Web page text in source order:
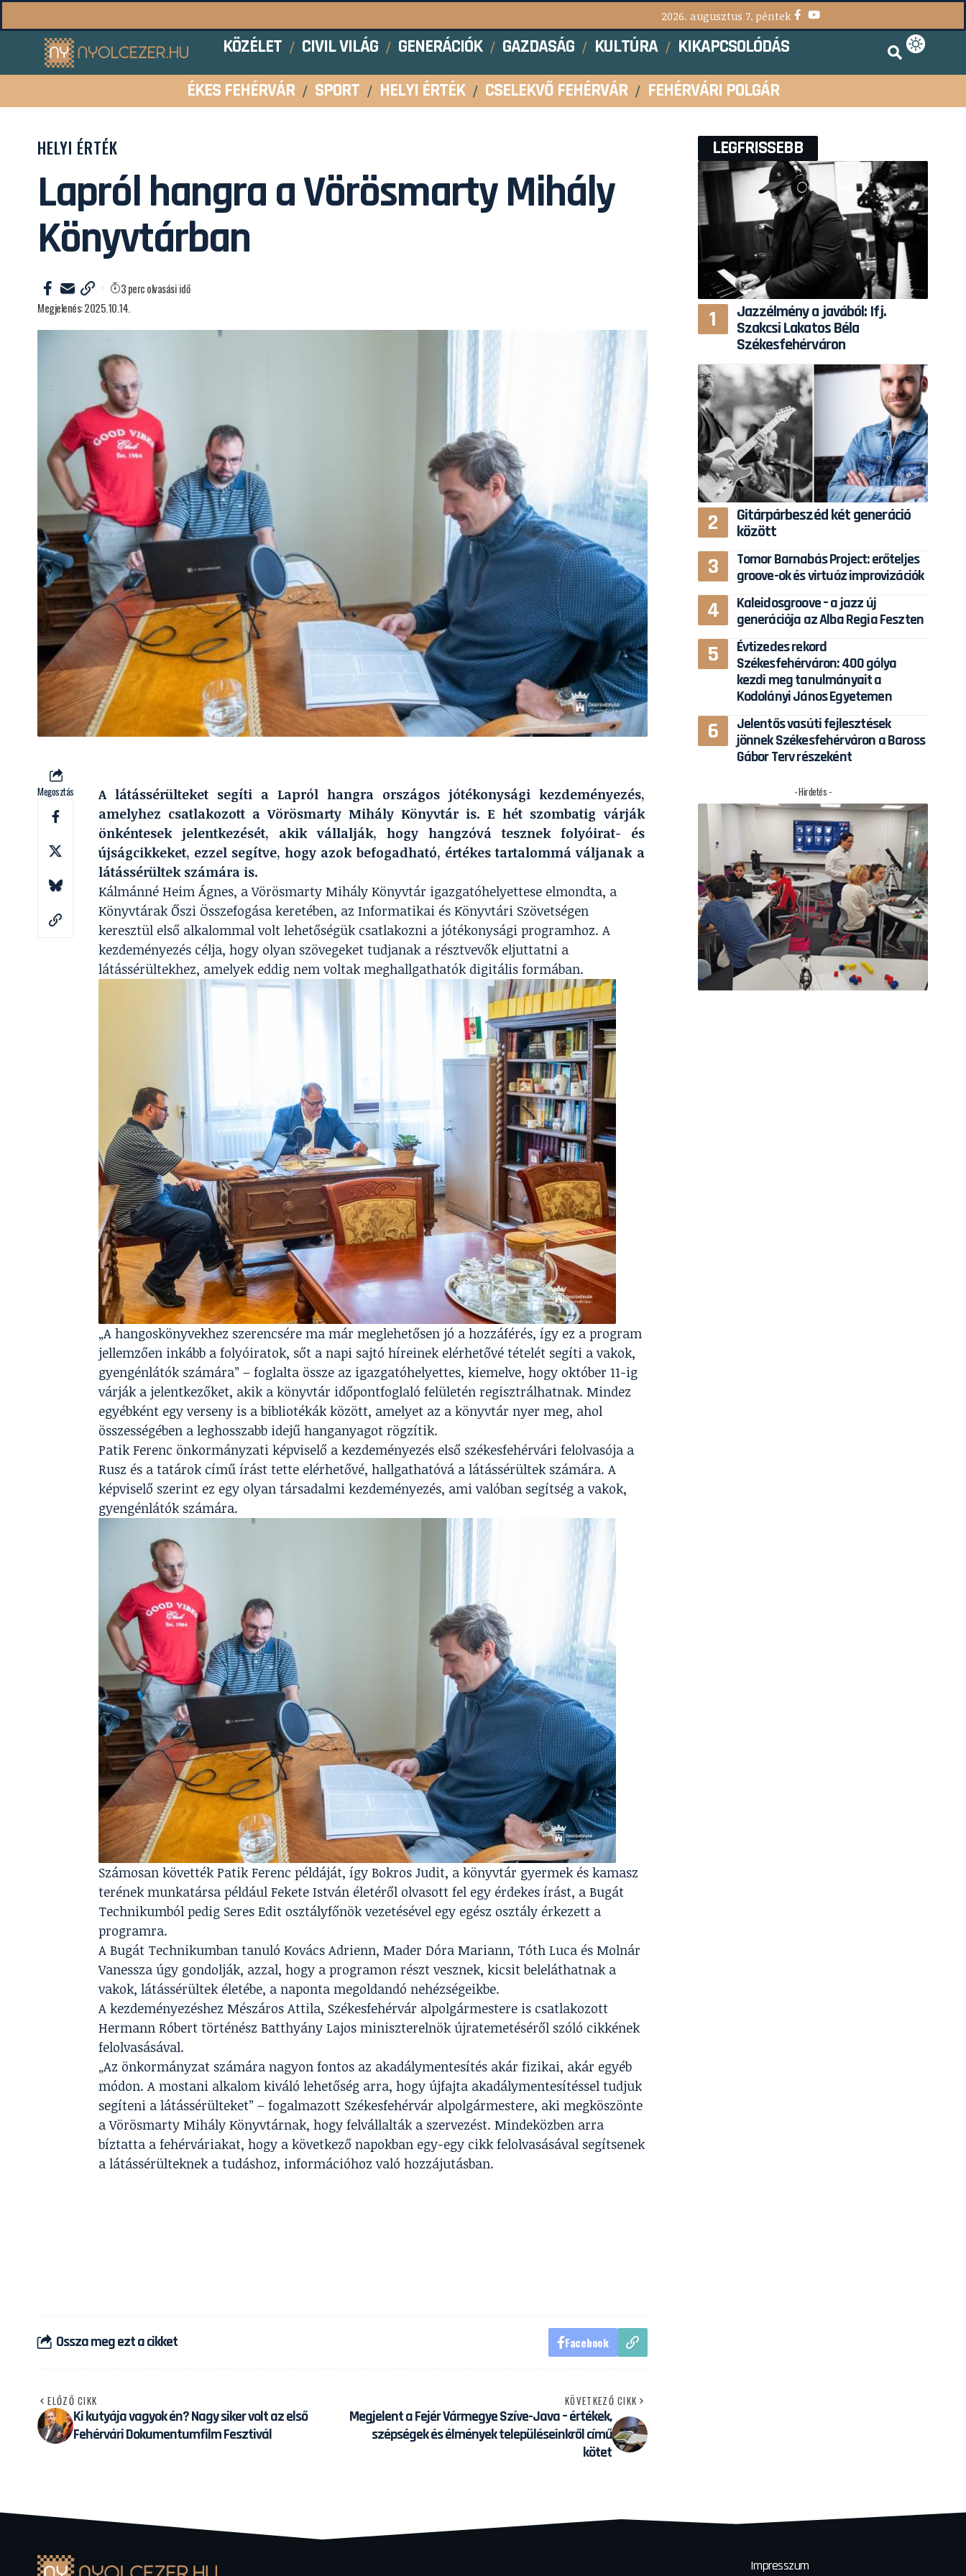
2026. augusztus 7. péntek
KÖZÉLET CIVIL VILÁG GENERÁCIÓK GAZDASÁG KULTÚRA
KIKAPCSOLÓDÁS
ÉKES FEHÉRVÁR
SPORT HELYI ÉRTÉK CSELEKVŐ FEHÉRVÁR FEHÉRVÁRI POLGÁR
HELYI ÉRTÉK
Lapról hangra a Vörösmarty Mihály
Könyvtárban
Megjelenés: 2025.10.14.
3 perc olvasási idő
Megosztás
A látássérülteket segíti a Lapról hangra országos jótékonysági kezdeményezés,
amelyhez csatlakozott a Vörösmarty Mihály Könyvtár is. E hét szombatig várják
önkéntesek jelentkezését, akik vállalják, hogy hangzóvá tesznek folyóirat- és
újságcikkeket, ezzel segítve, hogy azok befogadható, értékes tartalommá váljanak a
látássérültek számára is.
Kálmánné Heim Ágnes, a Vörösmarty Mihály Könyvtár igazgatóhelyettese elmondta, a
Könyvtárak Őszi Összefogása keretében, az Informatikai és Könyvtári Szövetségen
keresztül első alkalommal volt lehetőségük csatlakozni a jótékonysági programhoz. A
kezdeményezés célja, hogy olyan szövegeket tudjanak a résztvevők eljuttatni a
látássérültekhez, amelyek eddig nem voltak meghallgathatók digitális formában.
„A hangoskönyvekhez szerencsére ma már meglehetősen jó a hozzáférés, így ez a program
jellemzően inkább a folyóiratok, sőt a napi sajtó híreinek elérhetővé tételét segíti a vakok,
gyengénlátók számára” – foglalta össze az igazgatóhelyettes, kiemelve, hogy október 11-ig
várják a jelentkezőket, akik a könyvtár időpontfoglaló felületén regisztrálhatnak. Mindez
egyébként egy verseny is a bibliotékák között, amelyet az a könyvtár nyer meg, ahol
összességében a leghosszabb idejű hanganyagot rögzítik.
Patik Ferenc önkormányzati képviselő a kezdeményezés első székesfehérvári felolvasója a
Rusz és a tatárok című írást tette elérhetővé, hallgathatóvá a látássérültek számára. A
képviselő szerint ez egy olyan társadalmi kezdeményezés, ami valóban segítség a vakok,
gyengénlátók számára.
Számosan követték Patik Ferenc példáját, így Bokros Judit, a könyvtár gyermek és kamasz
terének munkatársa például Fekete István életéről olvasott fel egy érdekes írást, a Bugát
Technikumból pedig Seres Edit osztályfőnök vezetésével egy egész osztály érkezett a
programra.
A Bugát Technikumban tanuló Kovács Adrienn, Mader Dóra Mariann, Tóth Luca és Molnár
Vanessza úgy gondolják, azzal, hogy a programon részt vesznek, kicsit beleláthatnak a
vakok, látássérültek életébe, a naponta megoldandó nehézségeikbe.
A kezdeményezéshez Mészáros Attila, Székesfehérvár alpolgármestere is csatlakozott
Hermann Róbert történész Batthyány Lajos miniszterelnök újratemetéséről szóló cikkének
felolvasásával.
„Az önkormányzat számára nagyon fontos az akadálymentesítés akár fizikai, akár egyéb
módon. A mostani alkalom kiváló lehetőség arra, hogy újfajta akadálymentesítéssel tudjuk
segíteni a látássérülteket” – fogalmazott Székesfehérvár alpolgármestere, aki megköszönte
a Vörösmarty Mihály Könyvtárnak, hogy felvállalták a szervezést. Mindeközben arra
bíztatta a fehérváriakat, hogy a következő napokban egy-egy cikk felolvasásával segítsenek
a látássérülteknek a tudáshoz, információhoz való hozzájutásban.
Ossza meg ezt a cikket Facebook
ELŐZŐ CIKK
Ki kutyája vagyok én? Nagy siker volt az első
Fehérvári Dokumentumfilm Fesztivál
KÖVETKEZŐ CIKK
Megjelent a Fejér Vármegye Szíve-Java – értékek,
szépségek és élmények településeinkről című
kötet
LEGFRISSEBB
Jazzélmény a javából: Ifj.
Szakcsi Lakatos Béla
Székesfehérváron
Gitárpárbeszéd két generáció
között
Tomor Barnabás Project: erőteljes
groove-ok és virtuóz improvizációk
Kaleidosgroove – a jazz új
generációja az Alba Regia Feszten
Évtizedes rekord
Székesfehérváron: 400 gólya
kezdi meg tanulmányait a
Kodolányi János Egyetemen
Jelentős vasúti fejlesztések
jönnek Székesfehérváron a Baross
Gábor Terv részeként
- Hirdetés -
Impresszum